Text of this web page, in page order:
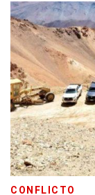
CONFLICTO